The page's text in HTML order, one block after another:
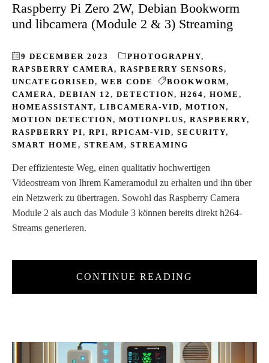
Raspberry Pi Zero 2W, Debian Bookworm
und libcamera (Module 2 & 3) Streaming
9 DECEMBER 2023 PHOTOGRAPHY,
RAPSBERRY CAMERA, RASPBERRY SENSORS,
UNCATEGORISED, WEB CODE BOOKWORM,
CAMERA, DEBIAN 12 , DETECTION, H264, HOME ,
HOMEASSISTANT, LIBCAMERA-VID, MOTION,
MOTION DETECTION, MOTIONPLUS, RASPBERRY,
RASPBERRY PI, RPI, RPICAM-VID, SECURITY,
SMART HOME , STREAM, STREAMING
Der effizienteste Weg, einen qualitativ hochwertigen
Videostream von Ihrem Kameramodul zu erhalten und ihn über
ein Netzwerk zu übertragen. Sowohl das Raspberry Camera
Module 2 als auch das Module 3 können bereits direkt h264-
Streams generieren.
CONTINUE READING